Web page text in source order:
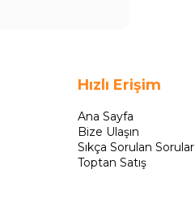
Hızlı Erişim
Ana Sayfa
Bize Ulaşın
Sıkça Sorulan Sorular
Toptan Satış